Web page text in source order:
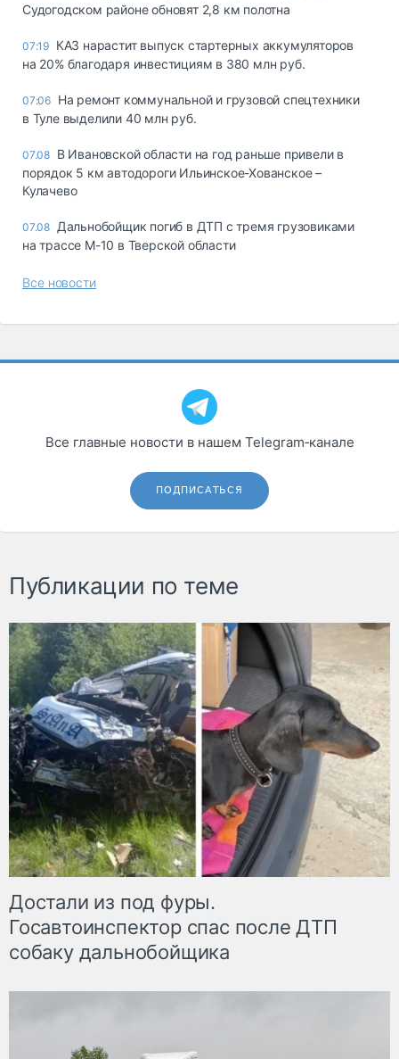
Судогодском районе обновят 2,8 км полотна
07:19 КАЗ нарастит выпуск стартерных аккумуляторов
на 20% благодаря инвестициям в 380 млн руб.
07:06 На ремонт коммунальной и грузовой спецтехники
в Туле выделили 40 млн руб.
07.08 В Ивановской области на год раньше привели в
порядок 5 км автодороги Ильинское-Хованское –
Кулачево
07.08 Дальнобойщик погиб в ДТП с тремя грузовиками
на трассе М-10 в Тверской области
Все новости
Все главные новости в нашем Telegram‑канале
ПОДПИСАТЬСЯ
Публикации по теме
Достали из под фуры.
Госавтоинспектор спас после ДТП
собаку дальнобойщика